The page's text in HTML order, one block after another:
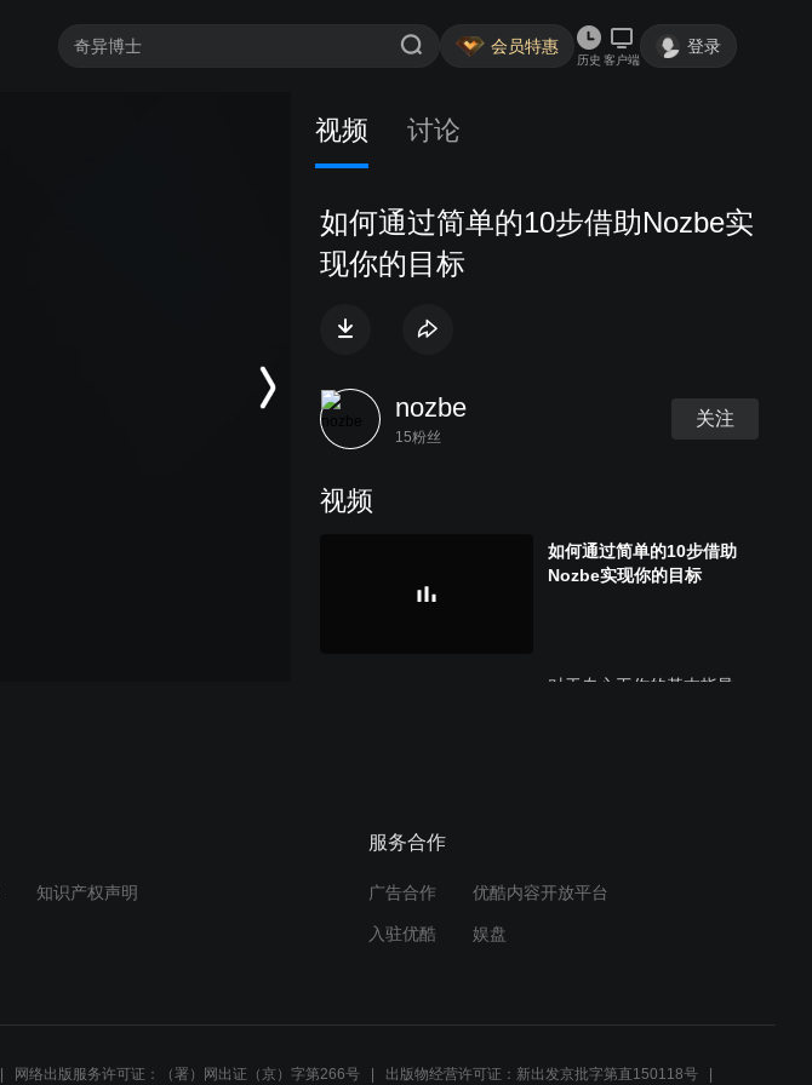
会员特惠
历史 客户端
登录
视频 讨论
如何通过简单的10步借助Nozbe实
现你的目标
nozbe
15粉丝
关注
视频
如何通过简单的10步借助
Nozbe实现你的目标
对于专心工作的基本指导
知识产权声明
服务合作
广告合作 优酷内容开放平台
入驻优酷 娱盘
网络出版服务许可证：（署）网出证（京）字第266号 出版物经营许可证：新出发京批字第直150118号